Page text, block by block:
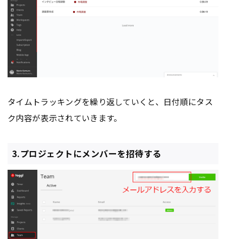
タイムトラッキングを繰り返していくと、日付順にタス
ク内容が表示されていきます。
3.プロジェクトにメンバーを招待する